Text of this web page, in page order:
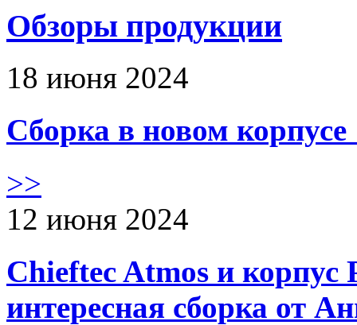
Обзоры продукции
18 июня 2024
Сборка в новом
>>
12 июня 2024
Chieftec Atmos и корпус
интересная сборка от